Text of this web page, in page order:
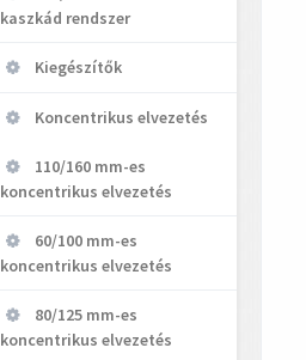
kaszkád rendszer
Kiegészítők
Koncentrikus elvezetés
110/160 mm-es
koncentrikus elvezetés
60/100 mm-es
koncentrikus elvezetés
80/125 mm-es
koncentrikus elvezetés